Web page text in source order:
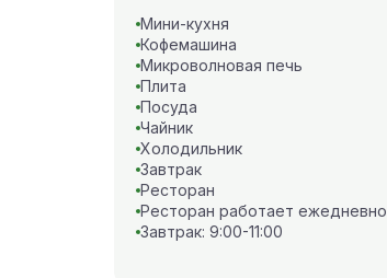
Мини-кухня
Кофемашина
Микроволновая печь
Плита
Посуда
Чайник
Холодильник
Завтрак
Ресторан
Ресторан работает ежедневно
Завтрак: 9:00-11:00